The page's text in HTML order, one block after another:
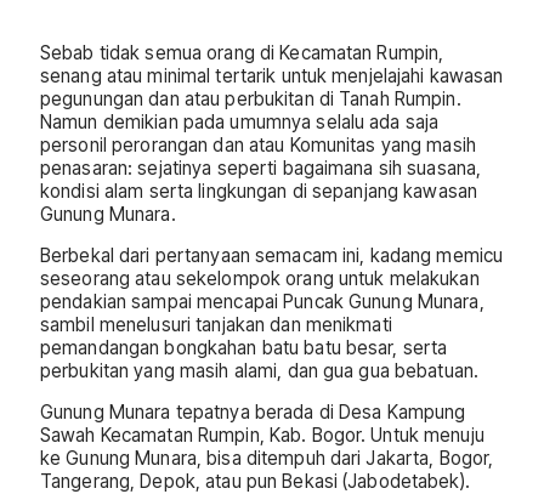
Sebab tidak semua orang di Kecamatan Rumpin,
senang atau minimal tertarik untuk menjelajahi kawasan
pegunungan dan atau perbukitan di Tanah Rumpin.
Namun demikian pada umumnya selalu ada saja
personil perorangan dan atau Komunitas yang masih
penasaran: sejatinya seperti bagaimana sih suasana,
kondisi alam serta lingkungan di sepanjang kawasan
Gunung Munara.
Berbekal dari pertanyaan semacam ini, kadang memicu
seseorang atau sekelompok orang untuk melakukan
pendakian sampai mencapai Puncak Gunung Munara,
sambil menelusuri tanjakan dan menikmati
pemandangan bongkahan batu batu besar, serta
perbukitan yang masih alami, dan gua gua bebatuan.
Gunung Munara tepatnya berada di Desa Kampung
Sawah Kecamatan Rumpin, Kab. Bogor. Untuk menuju
ke Gunung Munara, bisa ditempuh dari Jakarta, Bogor,
Tangerang, Depok, atau pun Bekasi (Jabodetabek).